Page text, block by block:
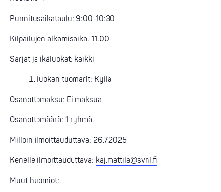
Punnitusaikataulu: 9:00-10:30
Kilpailujen alkamisaika: 11:00
Sarjat ja ikäluokat: kaikki
luokan tuomarit: Kyllä
Osanottomaksu: Ei maksua
Osanottomäärä: 1 ryhmä
Milloin ilmoittauduttava: 26.7.2025
Kenelle ilmoittauduttava: kaj.mattila@svnl.fi
Muut huomiot: